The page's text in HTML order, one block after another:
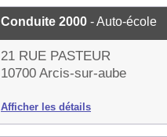
Conduite 2000 - Auto-école
21 RUE PASTEUR
10700 Arcis-sur-aube
Afficher les détails